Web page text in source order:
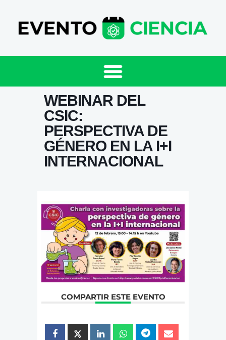
WEBINAR DEL
CSIC:
PERSPECTIVA DE
GÉNERO EN LA I+I
INTERNACIONAL
COMPARTIR ESTE EVENTO